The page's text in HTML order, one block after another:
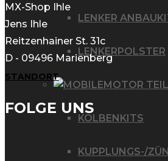
LENKER
LENKERPOLSTER
MOTOR
KOLBENKITS
KUPPLUNGS-/
MX-Shop Ihle
Jens Ihle
Reitzenhainer St. 31c
D - 09496 Marienberg
STANDORT
FOLGE UNS